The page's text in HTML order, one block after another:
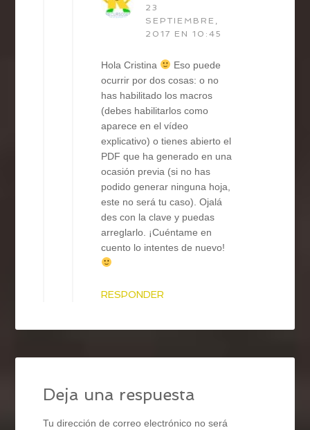
23
SEPTIEMBRE,
2017 EN 10:45
Hola Cristina
Eso puede
ocurrir por dos cosas: o no
has habilitado los macros
(debes habilitarlos como
aparece en el vídeo
explicativo) o tienes abierto el
PDF que ha generado en una
ocasión previa (si no has
podido generar ninguna hoja,
este no será tu caso). Ojalá
des con la clave y puedas
arreglarlo. ¡Cuéntame en
cuento lo intentes de nuevo!
RESPONDER
Deja una respuesta
Tu dirección de correo electrónico no será